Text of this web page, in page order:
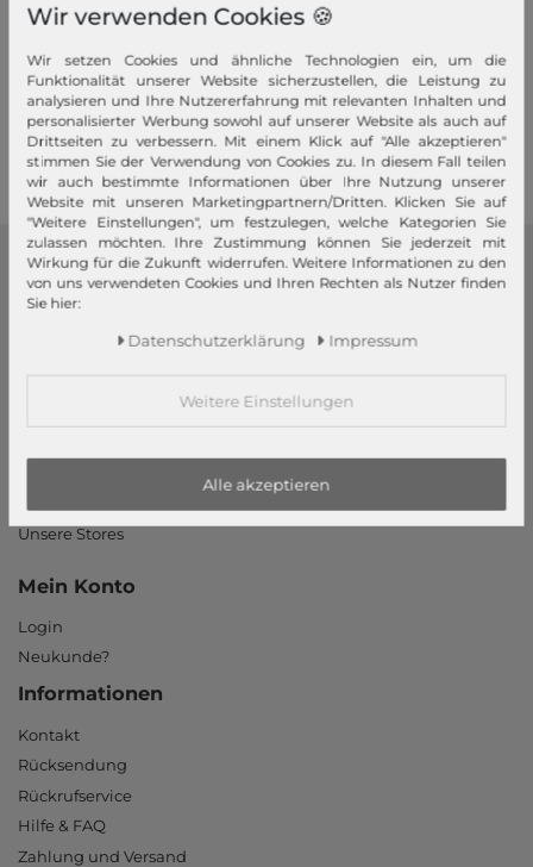
Ihre Vorteile
Premiumversand, Große Auswahl, faire Preise, Freundlicher &
schneller Service
Mehr dazu!
modeherz
Datenschutzerklärung
Unsere Stores
Mein Konto
Login
Neukunde?
Informationen
Kontakt
Rücksendung
Rückrufservice
Hilfe & FAQ
Zahlung und Versand
Wir verwenden Cookies 🍪
Wir setzen Cookies und ähnliche Technologien ein, um die
Funktionalität unserer Website sicherzustellen, die Leistung zu
analysieren und Ihre Nutzererfahrung mit relevanten Inhalten und
personalisierter Werbung sowohl auf unserer Website als auch auf
Drittseiten zu verbessern. Mit einem Klick auf "Alle akzeptieren"
stimmen Sie der Verwendung von Cookies zu. In diesem Fall teilen
wir auch bestimmte Informationen über Ihre Nutzung unserer
Website mit unseren Marketingpartnern/Dritten. Klicken Sie auf
"Weitere Einstellungen", um festzulegen, welche Kategorien Sie
zulassen möchten. Ihre Zustimmung können Sie jederzeit mit
Wirkung für die Zukunft widerrufen. Weitere Informationen zu den
von uns verwendeten Cookies und Ihren Rechten als Nutzer finden
Sie hier:
Daten­schutz­erklärung Impressum
Weitere Einstellungen
Alle akzeptieren